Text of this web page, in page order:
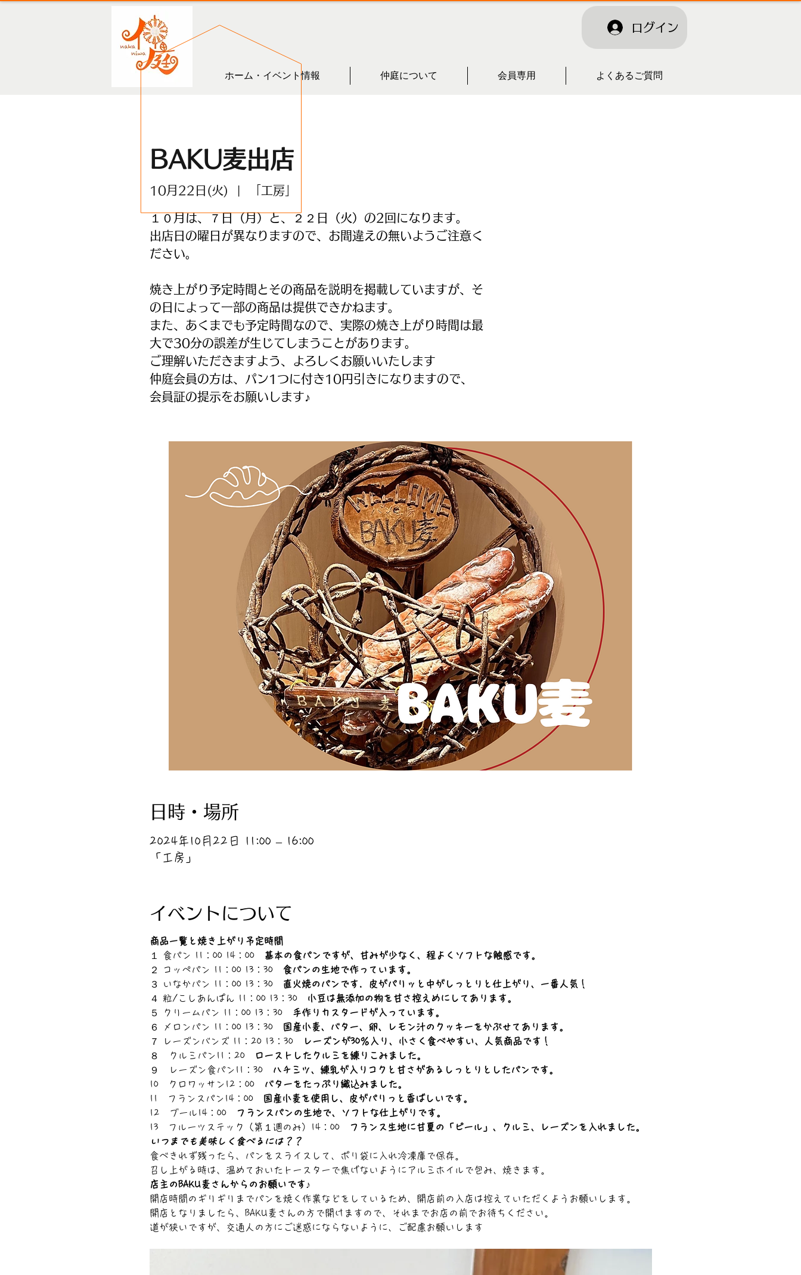
ログイン
ホーム・イベント情報 仲庭について 会員専用 よくあるご質問
BAKU麦出店
10月22日(火) 「工房」
１０月は、７日（月）と、２２日（火）の2回になります。
出店日の曜日が異なりますので、お間違えの無いようご注意く
ださい。
焼き上がり予定時間とその商品を説明を掲載していますが、そ
の日によって一部の商品は提供できかねます。
また、あくまでも予定時間なので、実際の焼き上がり時間は最
大で30分の誤差が生じてしまうことがあります。
ご理解いただきますよう、よろしくお願いいたします
仲庭会員の方は、パン1つに付き10円引きになりますので、
会員証の提示をお願いします♪
日時・場所
2024年10月22日 11:00 – 16:00
「工房」
イベントについて
商品一覧と焼き上がり予定時間
１ 食パン 11：00 14：00
基本の食パンですが、甘みが少なく、程よくソフトな触感です。
２ コッペパン 11：00 13：30
食パンの生地で作っています。
３ いなかパン 11：00 13：30
直火焼のパンです．皮がパリッと中がしっとりと仕上がり、一番人気！
４ 粒/こしあんぱん 11：00 13：30
小豆は無添加の物を甘さ控えめにしてあります。
５ クリームパン 11：00 13：30
手作りカスタードが入っています。
６ メロンパン 11：00 13：30
国産小麦、バター、卵、レモン汁のクッキーをかぶせてあります。
７ レーズンバンズ 11：20 13：30
レーズンが30％入り、小さく食べやすい、人気商品です！
８　クルミパン11：20
ローストしたクルミを練りこみました。
９　レーズン食パン11：30
ハチミツ、練乳が入りコクと甘さがあるしっとりとしたパンです。
10　クロワッサン12：00
バターをたっぷり織込みました。
11　フランスパン14：00
国産小麦を使用し、皮がパリっと香ばしいです。
12　ブール14：00
フランスパンの生地で、ソフトな仕上がりです。
13　フルーツステック（第１週のみ）14：00
フランス生地に甘夏の「ピール」、クルミ、レーズンを入れました。
いつまでも美味しく食べるには？？
食べきれず残ったら、パンをスライスして、ポリ袋に入れ冷凍庫で保存。
召し上がる時は、温めておいたトースターで焦げないようにアルミホイルで包み、焼きます。
店主のBAKU麦さんからのお願いです♪
開店時間のギリギリまでパンを焼く作業などをしているため、開店前の入店は控えていただくようお願いします。
開店となりましたら、BAKU麦さんの方で開けますので、それまでお店の前でお待ちください。
道が狭いですが、交通人の方にご迷惑にならないように、ご配慮お願いします